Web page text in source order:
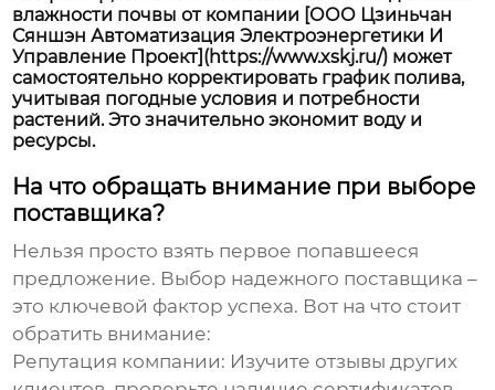
влажности почвы от компании [ООО Цзиньчан
Сяншэн Автоматизация Электроэнергетики И
Управление Проект](https://www.xskj.ru/) может
самостоятельно корректировать график полива,
учитывая погодные условия и потребности
растений. Это значительно экономит воду и
ресурсы.
На что обращать внимание при выборе
поставщика?
Нельзя просто взять первое попавшееся
предложение. Выбор надежного поставщика –
это ключевой фактор успеха. Вот на что стоит
обратить внимание:
Репутация компании: Изучите отзывы других